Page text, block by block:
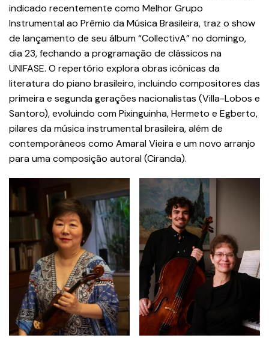
indicado recentemente como Melhor Grupo
Instrumental ao Prêmio da Música Brasileira, traz o show
de lançamento de seu álbum “CollectivA” no domingo,
dia 23, fechando a programação de clássicos na
UNIFASE. O repertório explora obras icônicas da
literatura do piano brasileiro, incluindo compositores das
primeira e segunda gerações nacionalistas (Villa-Lobos e
Santoro), evoluindo com Pixinguinha, Hermeto e Egberto,
pilares da música instrumental brasileira, além de
contemporâneos como Amaral Vieira e um novo arranjo
para uma composição autoral (Ciranda).